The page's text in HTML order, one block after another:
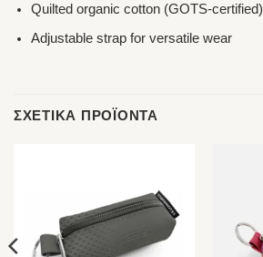
Quilted organic cotton (GOTS-certified)
Adjustable strap for versatile wear
ΣΧΕΤΙΚΆ ΠΡΟΪΌΝΤΑ